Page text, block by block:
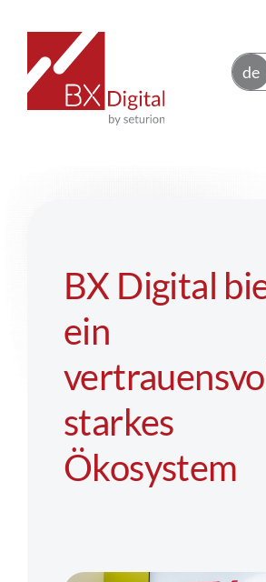
Inhalt
springen
Ökosystem
Über BX Digital
BX Digital
ein
starkes
Ökosystem